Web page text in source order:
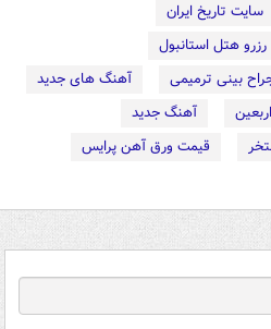
سایت تاریخ ایران
رزرو هتل استانبول
بینی ترمیمی
آهنگ های جدید
آهنگ جدید
قیمت ورق آهن پرایس